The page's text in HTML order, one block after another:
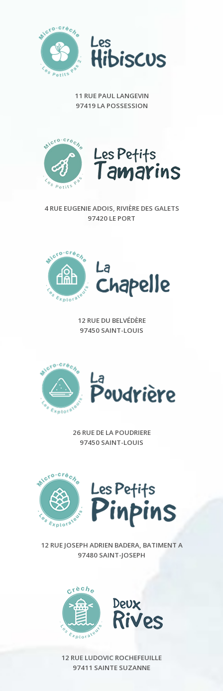
11 RUE PAUL LANGEVIN
97419 LA POSSESSION
4 RUE EUGENIE ADOIS, RIVIÈRE DES GALETS
97420 LE PORT
12 RUE DU BELVÉDÈRE
97450 SAINT-LOUIS
26 RUE DE LA POUDRIERE
97450 SAINT-LOUIS
12 RUE JOSEPH ADRIEN BADERA, BATIMENT A
97480 SAINT-JOSEPH
12 RUE LUDOVIC ROCHEFEUILLE
97411 SAINTE SUZANNE